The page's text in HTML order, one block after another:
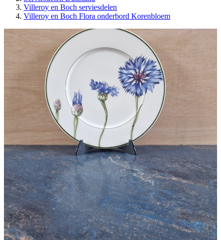
Villeroy en Boch serviesdelen
Villeroy en Boch Flora onderbord Korenbloem